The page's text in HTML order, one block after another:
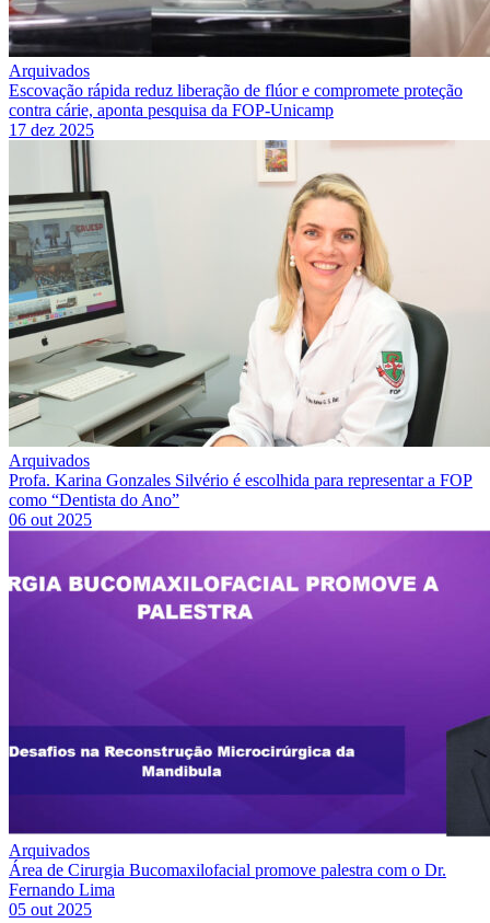
Arquivados
Escovação rápida reduz liberação de flúor e compromete proteção
contra cárie, aponta pesquisa da FOP-Unicamp
17 dez 2025
Arquivados
Profa. Karina Gonzales Silvério é escolhida para representar a FOP
como “Dentista do Ano”
06 out 2025
Arquivados
Área de Cirurgia Bucomaxilofacial promove palestra com o Dr.
Fernando Lima
05 out 2025